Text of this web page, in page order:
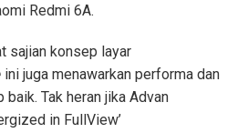
Redmi 6A.
sajian konsep layar
ini juga menawarkan performa dan
baik. Tak heran jika Advan
in FullView’